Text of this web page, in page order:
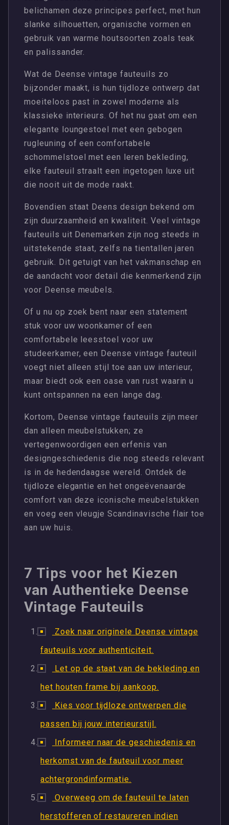
belichamen deze principes perfect, met hun
slanke silhouetten, organische vormen en
gebruik van warme houtsoorten zoals teak
en palissander.
Wat de Deense vintage fauteuils zo
bijzonder maakt, is hun tijdloze ontwerp dat
moeiteloos past in zowel moderne als
klassieke interieurs. Of het nu gaat om een
elegante loungestoel met een gebogen
rugleuning of een comfortabele
schommelstoel met een leren bekleding,
elke fauteuil straalt een ingetogen luxe uit
die nooit uit de mode raakt.
Bovendien staat Deens design bekend om
zijn duurzaamheid en kwaliteit. Veel vintage
fauteuils uit Denemarken zijn nog steeds in
uitstekende staat, zelfs na tientallen jaren
gebruik. Dit getuigt van het vakmanschap en
de aandacht voor detail die kenmerkend zijn
voor Deense meubels.
Of u nu op zoek bent naar een statement
stuk voor uw woonkamer of een
comfortabele leesstoel voor uw
studeerkamer, een Deense vintage fauteuil
voegt niet alleen stijl toe aan uw interieur,
maar biedt ook een oase van rust waarin u
kunt ontspannen na een lange dag.
Kortom, Deense vintage fauteuils zijn meer
dan alleen meubelstukken; ze
vertegenwoordigen een erfenis van
designgeschiedenis die nog steeds relevant
is in de hedendaagse wereld. Ontdek de
tijdloze elegantie en het ongeëvenaarde
comfort van deze iconische meubelstukken
en voeg een vleugje Scandinavische flair toe
aan uw huis.
7 Tips voor het Kiezen
van Authentieke Deense
Vintage Fauteuils
Zoek naar originele Deense vintage
fauteuils voor authenticiteit.
Let op de staat van de bekleding en
het houten frame bij aankoop.
Kies voor tijdloze ontwerpen die
passen bij jouw interieurstijl.
Informeer naar de geschiedenis en
herkomst van de fauteuil voor meer
achtergrondinformatie.
Overweeg om de fauteuil te laten
herstofferen of restaureren indien